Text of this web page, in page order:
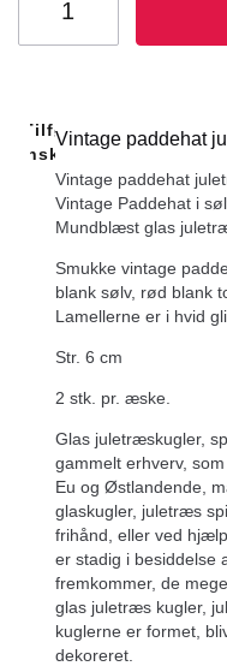
Tilføj Til
Ønskeliste
Vintage paddehat
Vintage paddehat
Vintage Paddehat i
Mundblæst glas
Smukke vintage
blank sølv, rød blank
Lamellerne er i hvid
Str. 6 cm
2 stk. pr. æske.
Glas juletræskugler,
gammelt erhverv,
Eu og Østlandende,
glaskugler, juletræs
frihånd, eller ved
er stadig i besiddelse
fremkommer, de
glas juletræs kugler,
kuglerne er formet,
dekoreret.